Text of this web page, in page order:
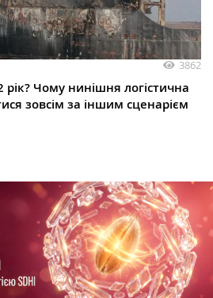
3862
Чому нинішня логістична
зовсім за іншим сценарієм